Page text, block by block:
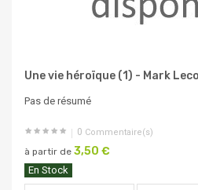
Une vie héroïque (1) - Mark
Pas de résumé
0 Commentaire(s)
à partir de 3,50 €
En Stock